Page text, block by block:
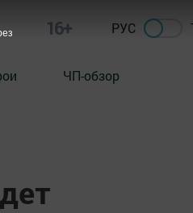
16+ РУС
ЧП-обзор